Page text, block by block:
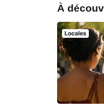
À
Locales